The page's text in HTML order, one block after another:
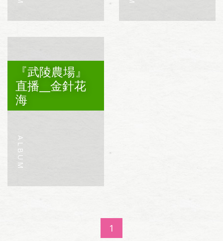
『武陵農場』
直播__金針花
海
1